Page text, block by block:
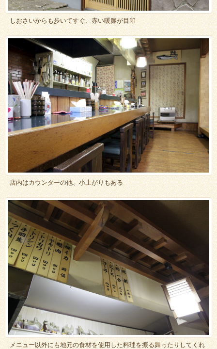
しおさいからも歩いてすぐ、赤い暖簾が目印
店内はカウンターの他、小上がりもある
メニュー以外にも地元の食材を使用した料理を振る舞ったりしてくれ